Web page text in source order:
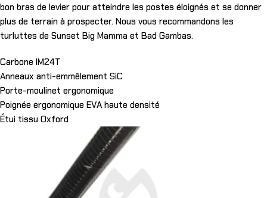
bon bras de levier pour atteindre les postes éloignés et se donner
plus de terrain à prospecter. Nous vous recommandons les
turluttes de Sunset Big Mamma et Bad Gambas.
Carbone IM24T
Anneaux anti-emmêlement SiC
Porte-moulinet ergonomique
Poignée ergonomique EVA haute densité
Étui tissu Oxford